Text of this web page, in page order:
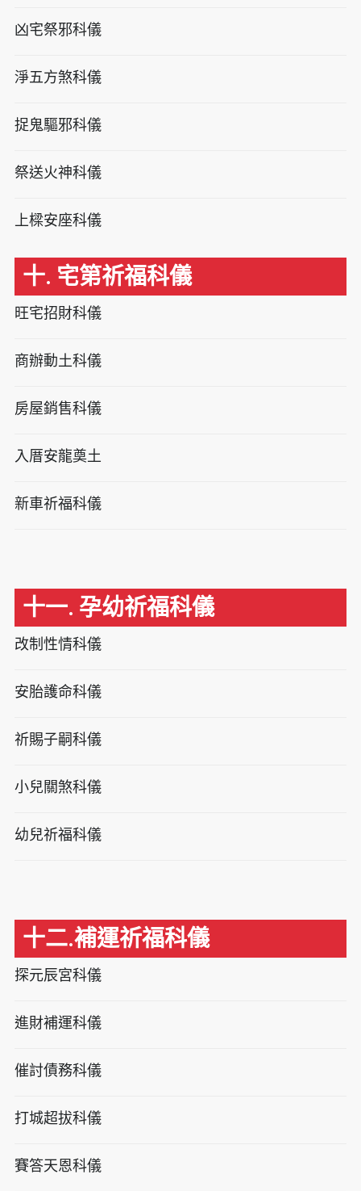
凶宅祭邪科儀
淨五方煞科儀
捉鬼驅邪科儀
祭送火神科儀
上樑安座科儀
十. 宅第祈福科儀
旺宅招財科儀
商辦動土科儀
房屋銷售科儀
入厝安龍奠土
新車祈福科儀
十一. 孕幼祈福科儀
改制性情科儀
安胎護命科儀
祈賜子嗣科儀
小兒關煞科儀
幼兒祈福科儀
十二.補運祈福科儀
探元辰宮科儀
進財補運科儀
催討債務科儀
打城超拔科儀
賽答天恩科儀